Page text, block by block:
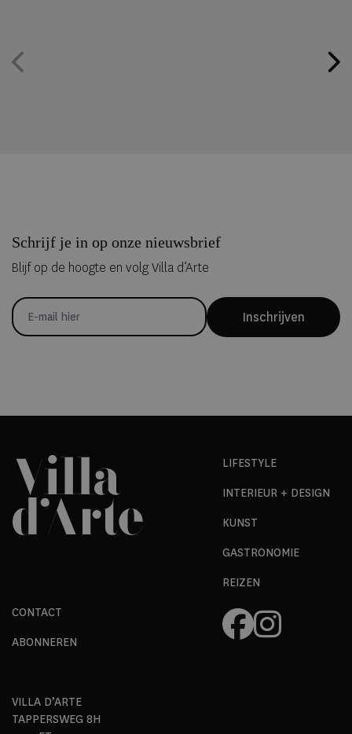
Schrijf je in op onze nieuwsbrief
Blijf op de hoogte en volg Villa d’Arte
Inschrijven
LIFESTYLE
INTERIEUR + DESIGN
KUNST
GASTRONOMIE
REIZEN
CONTACT
ABONNEREN
VILLA D’ARTE
TAPPERSWEG 8H